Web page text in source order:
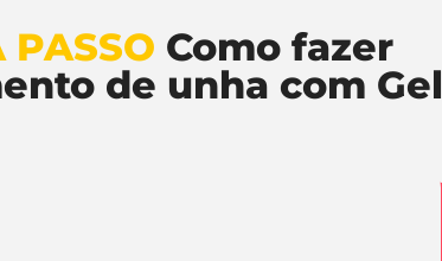
PASSO Como fazer
de unha com Gel